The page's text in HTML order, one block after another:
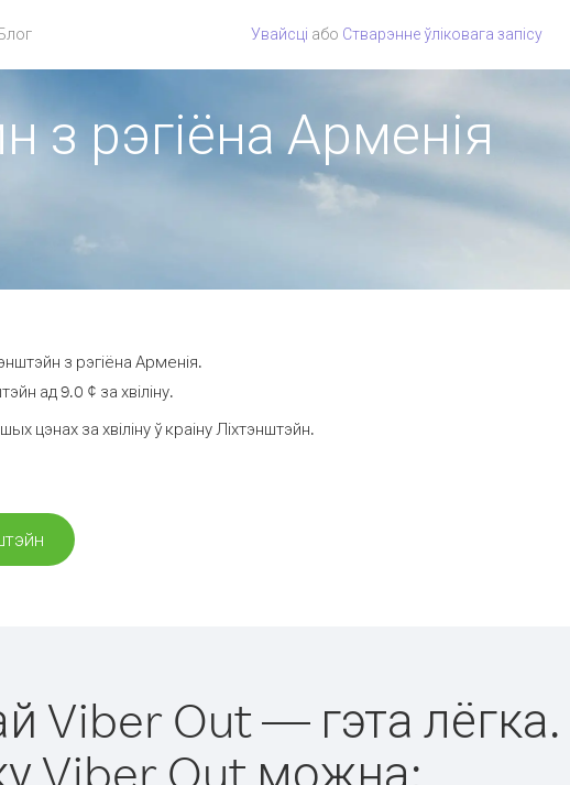
Увайсці або Стварэнне ўліковага запісу
з рэгіёна Арменія
з рэгіёна Арменія.
ад 9.0 ¢ за хвіліну.
цэнах за хвіліну ў краіну Ліхтэнштэйн.
Viber Out — гэта лёгка.
Viber Out можна: